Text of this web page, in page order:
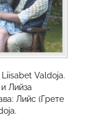
Valdoja.
Лийза
Лийс (Грете